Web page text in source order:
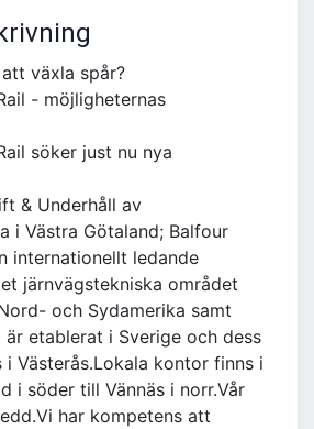
växla spår?
- möjligheternas
söker just nu nya
& Underhåll av
i Västra Götaland; Balfour
internationellt ledande
järnvägstekniska området
och Sydamerika samt
är etablerat i Sverige och dess
i Västerås.Lokala kontor finns i
i söder till Vännäs i norr.Vår
har kompetens att